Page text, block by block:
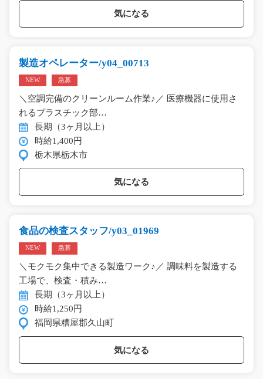
気になる
製造オペレーター/y04_00713
NEW 急募
＼空調完備のクリーンルーム作業♪／ 医療機器に使用さ
れるプラスチック部…
長期（3ヶ月以上）
時給1,400円
栃木県栃木市
気になる
食品の検査スタッフ/y03_01969
NEW 急募
＼モクモク集中できる製造ワーク♪／ 調味料を製造する
工場で、検査・積み…
長期（3ヶ月以上）
時給1,250円
福岡県糟屋郡久山町
気になる